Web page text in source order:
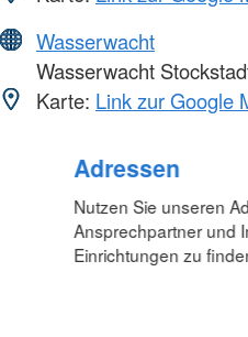
Wasserwacht
Wasserwacht
Karte: Link zur Google
Adressen
Nutzen Sie unseren
Ansprechpartner und
Einrichtungen zu